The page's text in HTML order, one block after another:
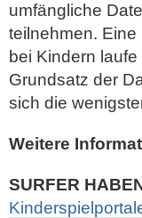
umfängliche
teilnehmen.
bei Kindern
Grundsatz der
sich die
Weitere
SURFER